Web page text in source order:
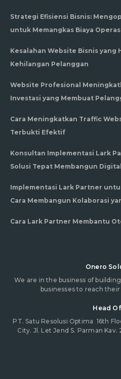
Strategi Efisiensi Bisnis:
untuk Memangkas Biaya
Kesalahan Website Bisnis yang
Kehilangan Pelanggan
Website Profesional
Investasi yang Membuat
Cara Meningkatkan Traffic
Terbukti Efektif
Konsultan Implementasi Lark
Solusi Tepat Membangun
Implementasi Lark Partner
Cara Membangun Kolaborasi
Cara Lark Partner Membantu
Onero
We are in the business of
businesses to reach
Head
PT. Satu Resolusi Optima 16th
City. Jl. Let Jend S. Parman Kav.